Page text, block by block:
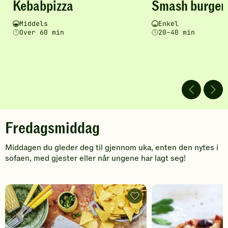
oppskriften
fått
5
gi
din
vurdering.
Kebabpizza
Vanskelighetsgrad
Middels
Tilberedningstid
Over 60 min
oppskriften
fått
5
gi
Smash burger
Vanskelighetsgrad
Enkel
Tilberedningstid
20–40 min
Fredagsmiddag
Middagen du gleder deg til gjennom uka, enten den nytes i
sofaen, med gjester eller når ungene har lagt seg!
F
r
e
Nachos
i
form
-